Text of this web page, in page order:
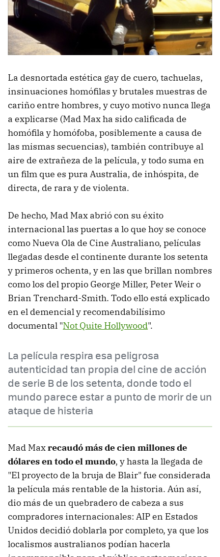
La desnortada estética gay de cuero, tachuelas,
insinuaciones homófilas y brutales muestras de
cariño entre hombres, y cuyo motivo nunca llega
a explicarse (Mad Max ha sido calificada de
homófila y homófoba, posiblemente a causa de
las mismas secuencias), también contribuye al
aire de extrañeza de la película, y todo suma en
un film que es pura Australia, de inhóspita, de
directa, de rara y de violenta.
De hecho, Mad Max abrió con su éxito
internacional las puertas a lo que hoy se conoce
como Nueva Ola de Cine Australiano, películas
llegadas desde el continente durante los setenta
y primeros ochenta, y en las que brillan nombres
como los del propio George Miller, Peter Weir o
Brian Trenchard-Smith. Todo ello está explicado
en el demencial y recomendabilísimo
documental "Not Quite Hollywood".
La película respira esa peligrosa
autenticidad tan propia del cine de acción
de serie B de los setenta, donde todo el
mundo parece estar a punto de morir de un
ataque de histeria
Mad Maxrecaudó más de cien millones de
dólares en todo el mundo, y hasta la llegada de
"El proyecto de la bruja de Blair" fue considerada
la película más rentable de la historia. Aún así,
dio más de un quebradero de cabeza a sus
compradores internacionales: AIP en Estados
Unidos decidió doblarla por completo, ya que los
localismos australianos podían hacerla